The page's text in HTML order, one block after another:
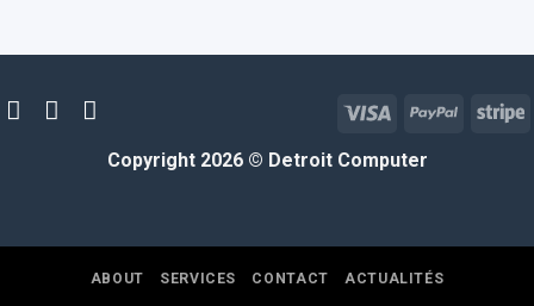
Copyright 2026 © Detroit Computer
Visa PayPal
ABOUT SERVICES CONTACT ACTUALITÉS